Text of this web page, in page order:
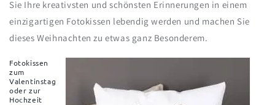
Sie Ihre kreativsten und schönsten Erinnerungen in einem
einzigartigen Fotokissen lebendig werden und machen Sie
dieses Weihnachten zu etwas ganz Besonderem.
Fotokissen
zum
Valentinstag
oder zur
Hochzeit